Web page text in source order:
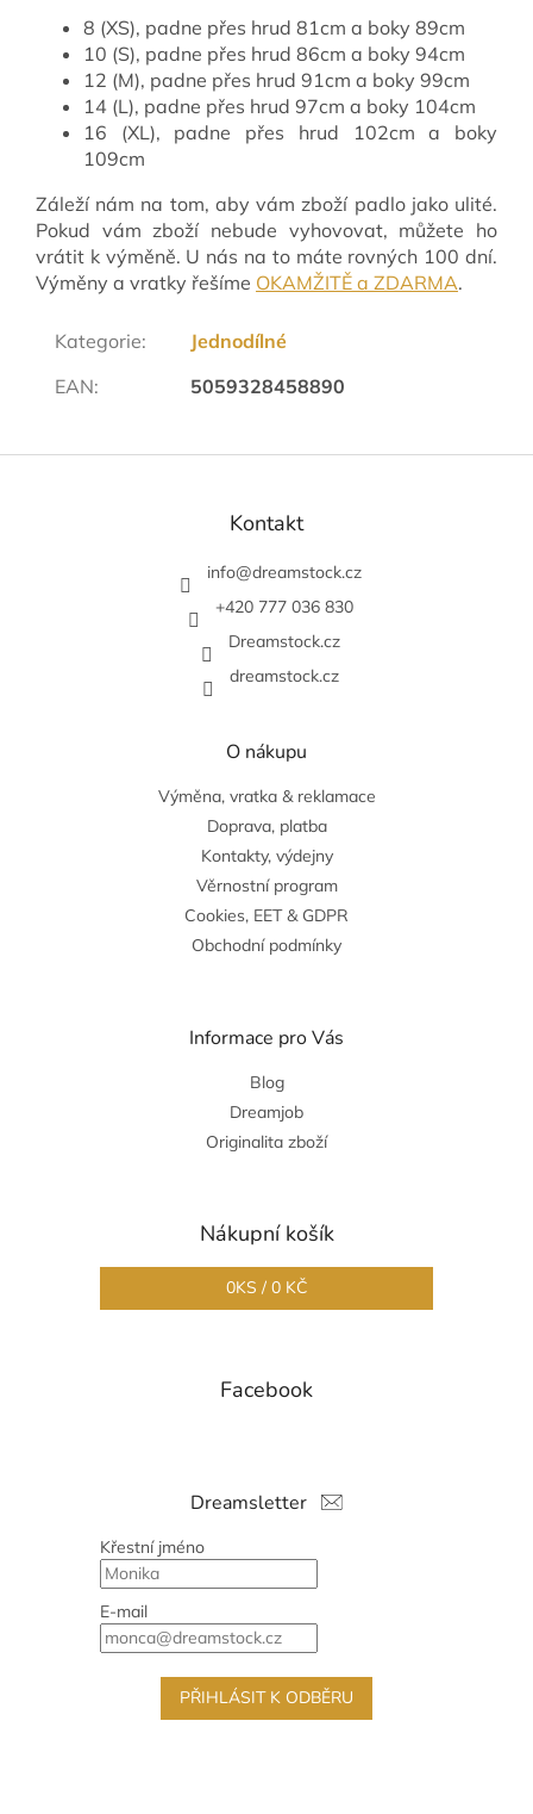
8 (XS), padne přes hrud 81cm a boky 89cm
10 (S), padne přes hrud 86cm a boky 94cm
12 (M), padne přes hrud 91cm a boky 99cm
14 (L), padne přes hrud 97cm a boky 104cm
16 (XL), padne přes hrud 102cm a boky
109cm
Záleží nám na tom, aby vám zboží padlo jako ulité.
Pokud vám zboží nebude vyhovovat, můžete ho
vrátit k výměně. U nás na to máte rovných 100 dní.
Výměny a vratky řešíme OKAMŽITĚ a ZDARMA.
Kategorie:
Jednodílné
EAN: 5059328458890
Z
Kontakt
info@dreamstock.cz
+420 777 036 830
Dreamstock.cz
dreamstock.cz
O nákupu
Výměna, vratka & reklamace
Doprava, platba
Kontakty, výdejny
Věrnostní program
Cookies, EET & GDPR
Obchodní podmínky
Informace pro Vás
Blog
Dreamjob
Originalita zboží
Nákupní košík
0KS / 0 KČ
Facebook
Dreamsletter
Křestní jméno
E-mail
PŘIHLÁSIT K ODBĚRU